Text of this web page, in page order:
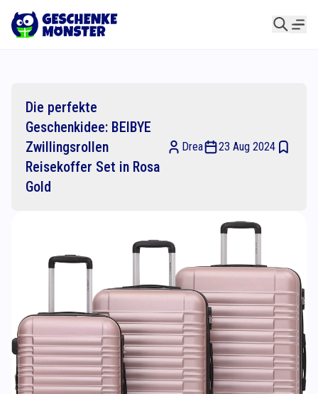
Die perfekte
Geschenkidee: BEIBYE
Zwillingsrollen
Reisekoffer Set in Rosa
Gold
Drea 23 Aug 2024